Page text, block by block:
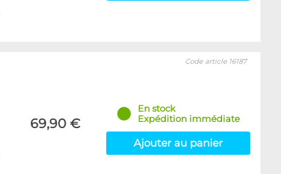
69,90 €
Code article 16187
En stock
Expédition immédiate
Ajouter au panier